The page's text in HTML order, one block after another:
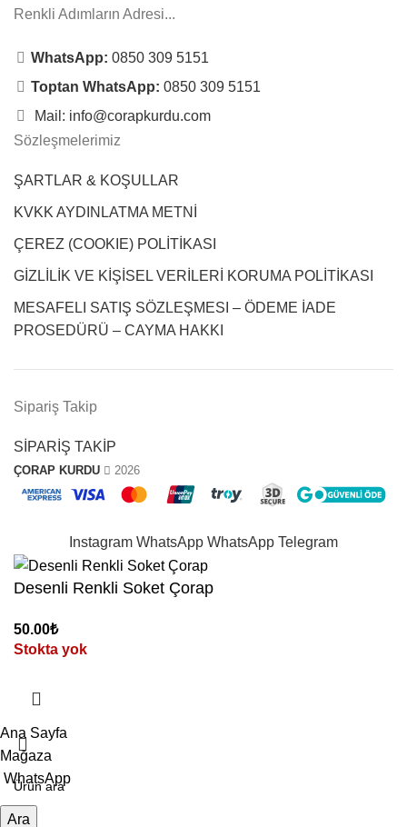
Renkli Adımların Adresi...
WhatsApp: 0850 309 5151
Toptan WhatsApp: 0850 309 5151
Mail: info@corapkurdu.com
Sözleşmelerimiz
ŞARTLAR & KOŞULLAR
KVKK AYDINLATMA METNİ
ÇEREZ (COOKIE) POLİTİKASI
GİZLİLİK VE KİŞİSEL VERİLERİ KORUMA POLİTİKASI
MESAFELI SATIŞ SÖZLEŞMESI – ÖDEME İADE
PROSEDÜRÜ – CAYMA HAKKI
Sipariş Takip
SİPARİŞ TAKİP
ÇORAP KURDU 2026
Instagram WhatsApp WhatsApp Telegram
Desenli Renkli Soket Çorap
50.00₺
Stokta yok
Ara
Ana Sayfa
Mağaza
WhatsApp